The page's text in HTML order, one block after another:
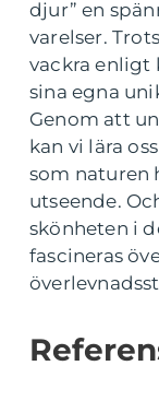
djur” en
varelser.
vackra enligt
sina egna
Genom att
kan vi lära
som naturen
utseende.
skönheten i
fascineras